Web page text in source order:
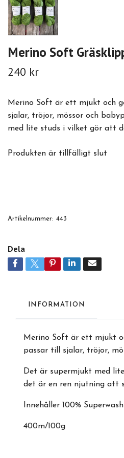
Merino Soft
240 kr
Merino Soft är ett mjukt och
sjalar, tröjor, mössor och
med lite studs i vilket gör att
Produkten är tillfälligt slut
Artikelnummer: 443
Dela
INFORMATION
Merino Soft är ett mjukt
passar till sjalar, tröjor,
Det är supermjukt med
det är en ren njutning att
Innehåller 100%
400m/100g